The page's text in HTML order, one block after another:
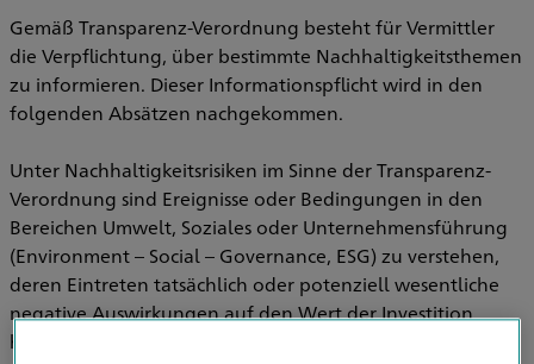
Gemäß Transparenz-Verordnung besteht für Vermittler
die Verpflichtung, über bestimmte Nachhaltigkeitsthemen
zu informieren. Dieser Informationspflicht wird in den
folgenden Absätzen nachgekommen.
Unter Nachhaltigkeitsrisiken im Sinne der Transparenz-
Verordnung sind Ereignisse oder Bedingungen in den
Bereichen Umwelt, Soziales oder Unternehmensführung
(Environment – Social – Governance, ESG) zu verstehen,
deren Eintreten tatsächlich oder potenziell wesentliche
negative Auswirkungen auf den Wert der Investition
haben können.